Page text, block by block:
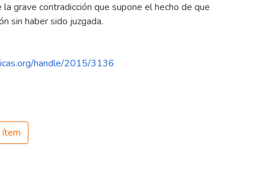
grave contradicción que supone el hecho de que
sin haber sido juzgada.
handle/2015/3136
ítem